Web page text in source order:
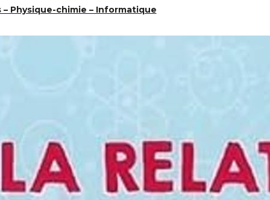
– Physique-chimie – Informatique